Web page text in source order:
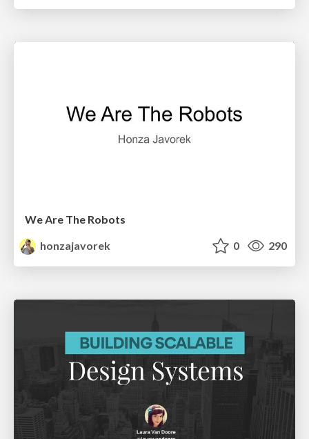
We Are The Robots
honzajavorek
0 290